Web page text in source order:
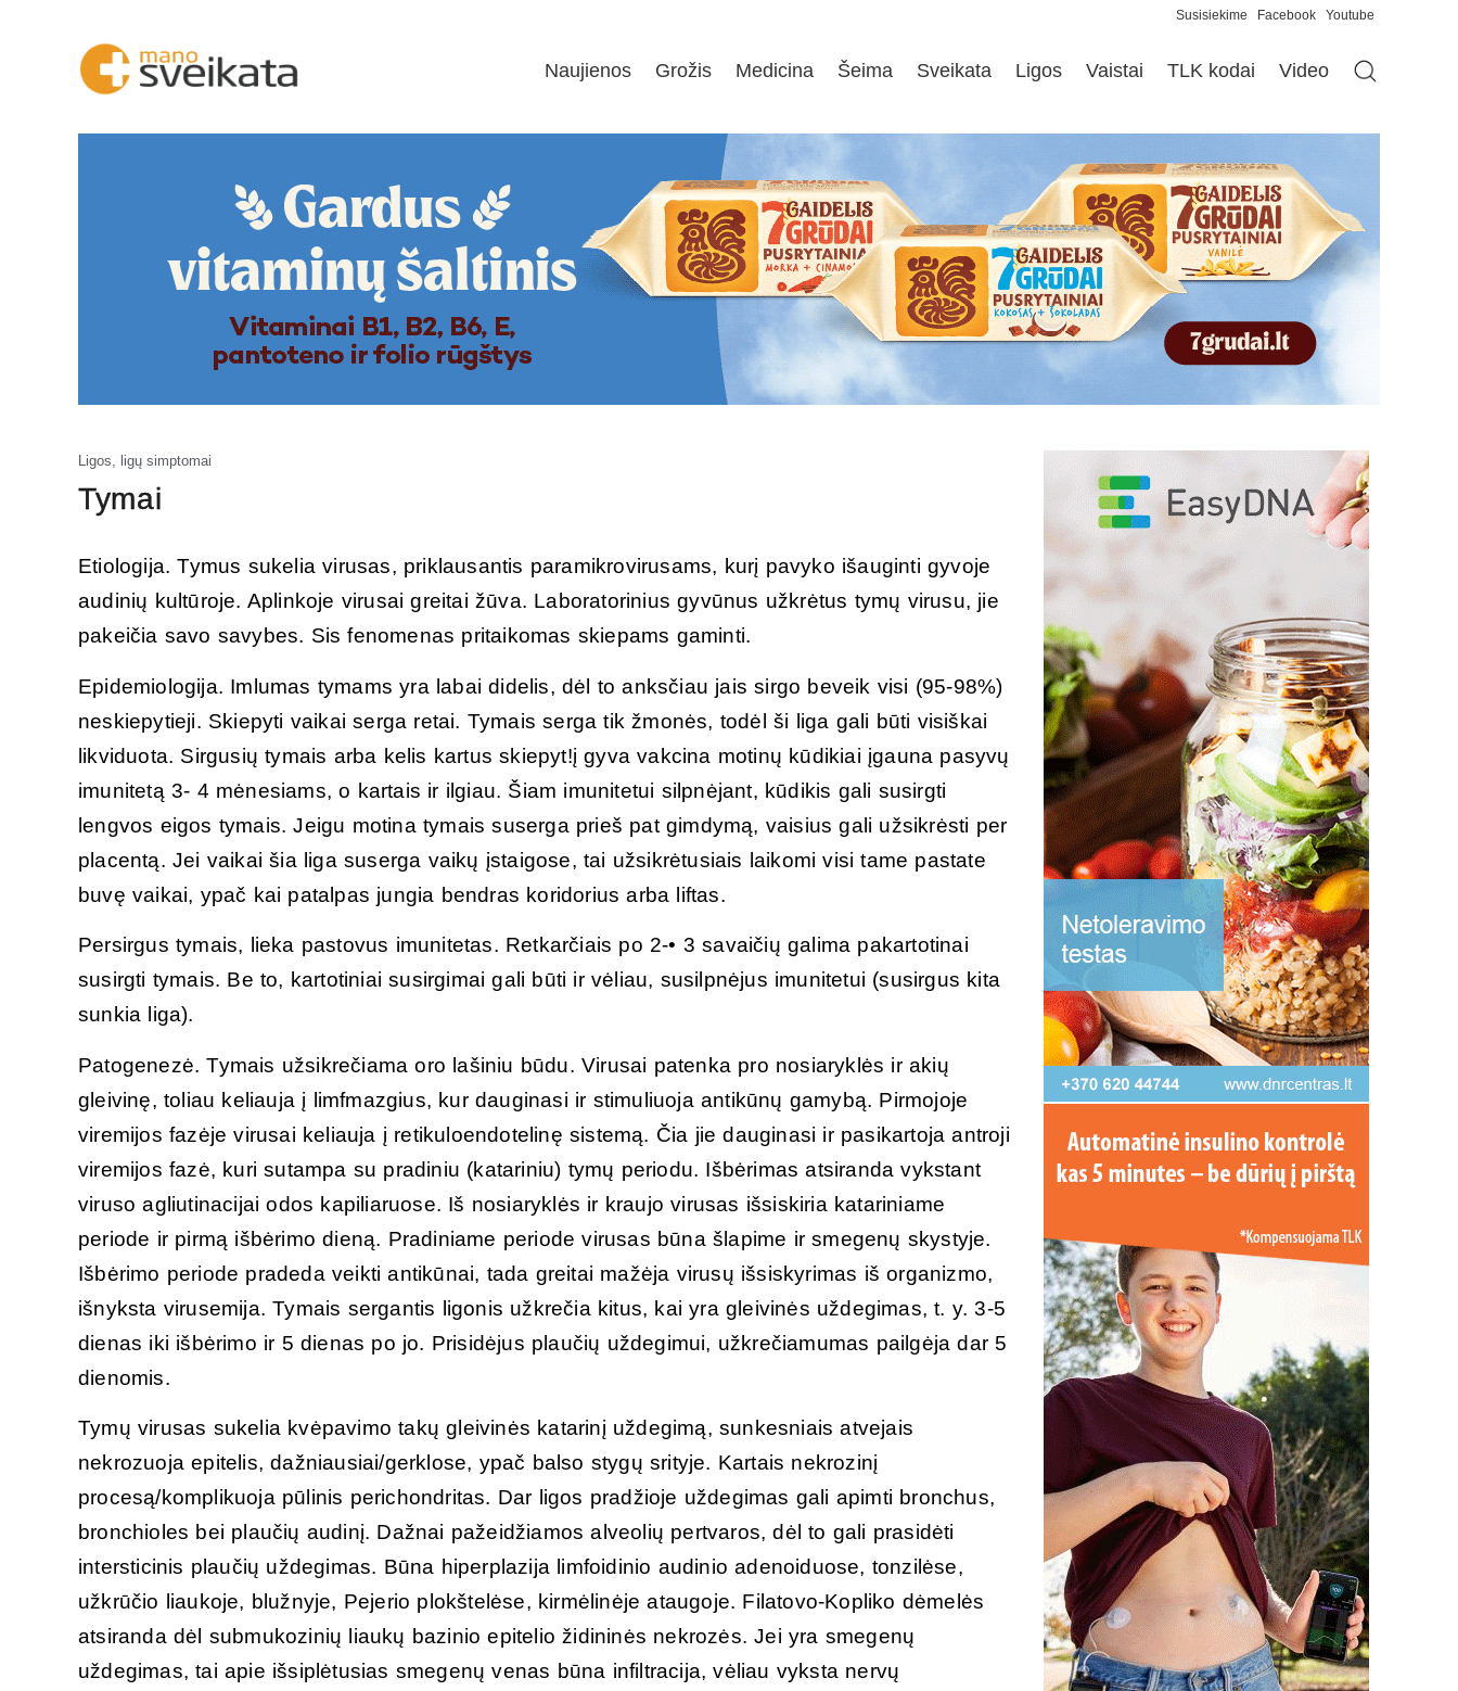
Susisiekime Facebook Youtube
Naujienos Grožis Medicina Šeima Sveikata Ligos Vaistai TLK kodai Video
Ligos, ligų simptomai
Tymai
Etiologija. Tymus sukelia virusas, priklausantis paramikrovirusams, kurį pavyko išauginti gyvoje
audinių kultūroje. Aplinkoje virusai greitai žūva. Laboratorinius gyvūnus užkrėtus tymų virusu, jie
pakeičia savo savybes. Sis fenomenas pritaikomas skiepams gaminti.
Epidemiologija. Imlumas tymams yra labai didelis, dėl to anksčiau jais sirgo beveik visi (95-98%)
neskiepytieji. Skiepyti vaikai serga retai. Tymais serga tik žmonės, todėl ši liga gali būti visiškai
likviduota. Sirgusių tymais arba kelis kartus skiepyt!į gyva vakcina motinų kūdikiai įgauna pasyvų
imunitetą 3- 4 mėnesiams, o kartais ir ilgiau. Šiam imunitetui silpnėjant, kūdikis gali susirgti
lengvos eigos tymais. Jeigu motina tymais suserga prieš pat gimdymą, vaisius gali užsikrėsti per
placentą. Jei vaikai šia liga suserga vaikų įstaigose, tai užsikrėtusiais laikomi visi tame pastate
buvę vaikai, ypač kai patalpas jungia bendras koridorius arba liftas.
Persirgus tymais, lieka pastovus imunitetas. Retkarčiais po 2-• 3 savaičių galima pakartotinai
susirgti tymais. Be to, kartotiniai susirgimai gali būti ir vėliau, susilpnėjus imunitetui (susirgus kita
sunkia liga).
Patogenezė. Tymais užsikrečiama oro lašiniu būdu. Virusai patenka pro nosiaryklės ir akių
gleivinę, toliau keliauja į limfmazgius, kur dauginasi ir stimuliuoja antikūnų gamybą. Pirmojoje
viremijos fazėje virusai keliauja į retikuloendotelinę sistemą. Čia jie dauginasi ir pasikartoja antroji
viremijos fazė, kuri sutampa su pradiniu (katariniu) tymų periodu. Išbėrimas atsiranda vykstant
viruso agliutinacijai odos kapiliaruose. Iš nosiaryklės ir kraujo virusas išsiskiria katariniame
periode ir pirmą išbėrimo dieną. Pradiniame periode virusas būna šlapime ir smegenų skystyje.
Išbėrimo periode pradeda veikti antikūnai, tada greitai mažėja virusų išsiskyrimas iš organizmo,
išnyksta virusemija. Tymais sergantis ligonis užkrečia kitus, kai yra gleivinės uždegimas, t. y. 3-5
dienas iki išbėrimo ir 5 dienas po jo. Prisidėjus plaučių uždegimui, užkrečiamumas pailgėja dar 5
dienomis.
Tymų virusas sukelia kvėpavimo takų gleivinės katarinį uždegimą, sunkesniais atvejais
nekrozuoja epitelis, dažniausiai/gerklose, ypač balso stygų srityje. Kartais nekrozinį
procesą/komplikuoja pūlinis perichondritas. Dar ligos pradžioje uždegimas gali apimti bronchus,
bronchioles bei plaučių audinį. Dažnai pažeidžiamos alveolių pertvaros, dėl to gali prasidėti
intersticinis plaučių uždegimas. Būna hiperplazija limfoidinio audinio adenoiduose, tonzilėse,
užkrūčio liaukoje, blužnyje, Pejerio plokštelėse, kirmėlinėje ataugoje. Filatovo-Kopliko dėmelės
atsiranda dėl submukozinių liaukų bazinio epitelio židininės nekrozės. Jei yra smegenų
uždegimas, tai apie išsiplėtusias smegenų venas būna infiltracija, vėliau vyksta nervų